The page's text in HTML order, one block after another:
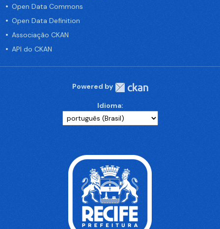
Open Data Commons
Open Data Definition
Associação CKAN
API do CKAN
Powered by
Idioma